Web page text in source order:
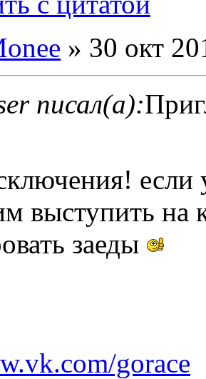
» 30 окт
писал(а):
выступить на
заеды
gorace